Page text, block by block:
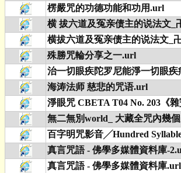
楞嚴咒的功德功能和功用.url
横 拔六道及冤亲债主的说法文_
横拔六道及冤亲债主的说法文_
殊勝咒輪分享之一.url
治一切眼疾陀罗尼能淨一切眼
海涛法师 慈悲的咒语.url
淨眼咒 CBETA T04 No. 203《
無二無別world_ 大藏全咒內幾
百字明咒影音╱Hundred
真言咒語 - 佛學多媒體資料庫-
真言咒語 - 佛學多媒體資料庫.url